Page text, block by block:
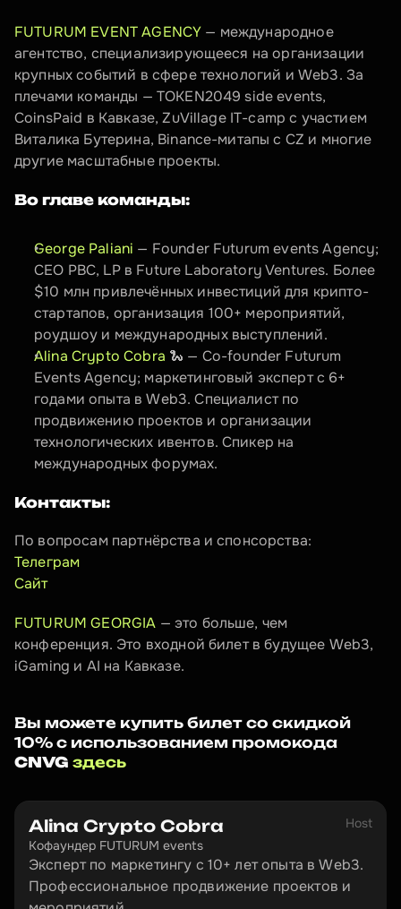
FUTURUM EVENT AGENCY — международное
агентство, специализирующееся на организации
крупных событий в сфере технологий и Web3. За
плечами команды — TOKEN2049 side events,
CoinsPaid в Кавказе, ZuVillage IT-camp с участием
Виталика Бутерина, Binance-митапы с CZ и многие
другие масштабные проекты.
Во главе команды:
George Paliani — Founder Futurum events Agency;
CEO PBC, LP в Future Laboratory Ventures. Более
$10 млн привлечённых инвестиций для крипто-
стартапов, организация 100+ мероприятий,
роудшоу и международных выступлений.
Alina Crypto Cobra 🐍 — Co-founder Futurum
Events Agency; маркетинговый эксперт с 6+
годами опыта в Web3. Специалист по
продвижению проектов и организации
технологических ивентов. Спикер на
международных форумах.
Контакты:
По вопросам партнёрства и спонсорства:
Телеграм
Cайт
FUTURUM GEORGIA — это больше, чем
конференция. Это входной билет в будущее Web3,
iGaming и AI на Кавказе.
Вы можете купить билет со скидкой
CNVG здесь
Host
Alina Crypto Cobra
Кофаундер FUTURUM events
Эксперт по маркетингу с 10+ лет опыта в Web3.
Профессиональное продвижение проектов и